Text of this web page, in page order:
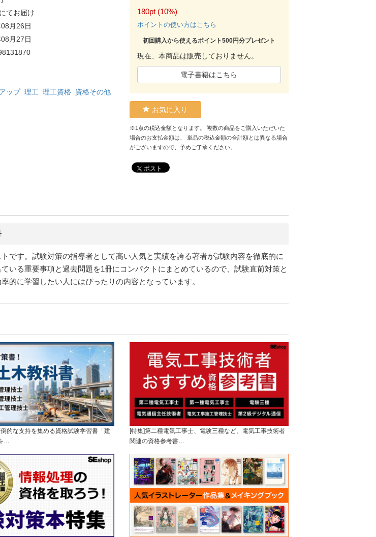
てお届け
月26日
月27日
ップ 理工 理工資格 資格その他
180pt (10%)
ポイントの使い方はこちら
初回購入から使えるポイント500円分プレゼント
現在、本商品は販売しておりません。
電子書籍はこちら
お気に入り
※1点の税込金額となります。 複数の商品をご購入いただいた
場合のお支払金額は、 単品の税込金額の合計額とは異なる場合
がございますので、予めご了承ください。
ポスト
です。試験対策の指導者として高い人気と実績を誇る著者が試験内容を徹底的に
いる重要事項と過去問題を1冊にコンパクトにまとめているので、試験直前対策と
的に学習したい人にはぴったりの内容となっています。
的な支持を集める資格試験学習書「建
…
[特集]第二種電気工事士、電験三種など、電気工事技術者
関連の資格参考書…